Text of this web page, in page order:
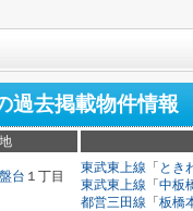
過去掲載物件情報
台 １丁目
東武東上線 「 とき
東武東上線 「 中板
都営三田線 「 板橋